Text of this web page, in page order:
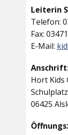
Leiterin
Telefon:
Fax:
E-Mail:
Hort Kids
06425